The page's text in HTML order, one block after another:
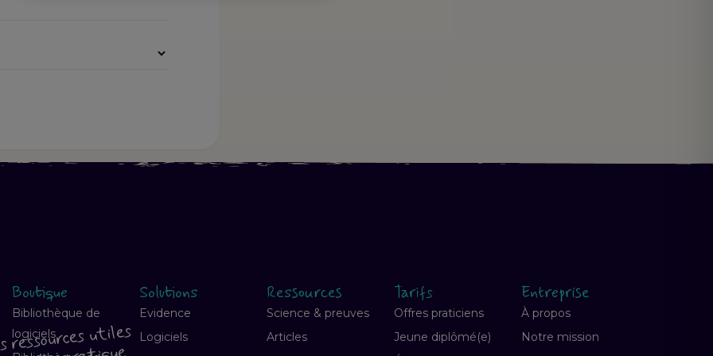
ressources utiles
Boutique
Bibliothèque de
logiciels
Solutions
Evidence
Logiciels
Ressources
Science & preuves
Articles
Tarifs
Offres praticiens
Jeune diplômé(e)
Entreprise
À propos
Notre mission